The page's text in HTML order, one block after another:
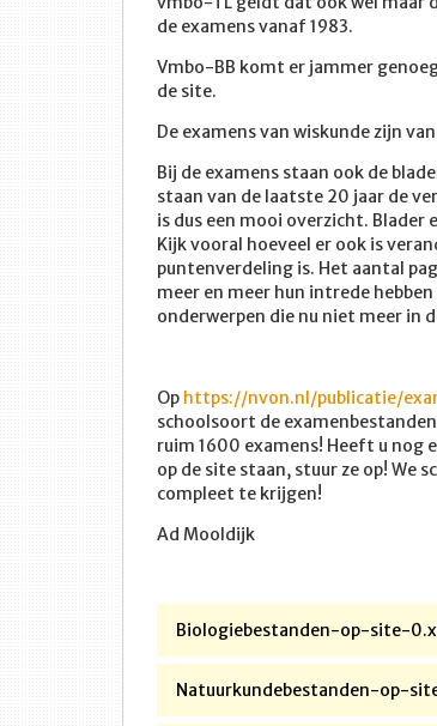
de examens vanaf 1983.
Vmbo-BB komt er jammer
de site.
De examens van wiskunde zijn
Bij de examens staan ook de
staan van de laatste 20 jaar de
is dus een mooi overzicht. Blader
Kijk vooral hoeveel er ook is
puntenverdeling is. Het aantal
meer en meer hun intrede
onderwerpen die nu niet meer in
Op https://nvon.nl/publicatie/
schoolsoort de
ruim 1600 examens! Heeft u nog
op de site staan, stuur ze op! We
compleet te krijgen!
Ad Mooldijk
Biologiebestanden-op-site-
Natuurkundebestanden-op-